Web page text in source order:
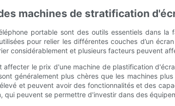
machines de stratification
portable sont des outils essentiels dans
pour relier les différentes couches d’un
considérablement et plusieurs facteurs peuvent
le prix d'une machine de plastification
généralement plus chères que les machines
et peuvent avoir des fonctionnalités et des
qui peuvent se permettre d'investir dans des